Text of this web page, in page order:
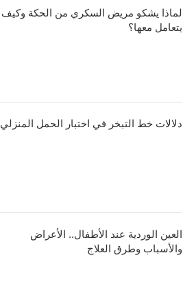
لماذا يشكو مريض السكري من الحكة وكيف
يتعامل معها؟
دلالات خط التبخر في اختبار الحمل المنزلي
العين الوردية عند الأطفال.. الأعراض
والأسباب وطرق العلاج